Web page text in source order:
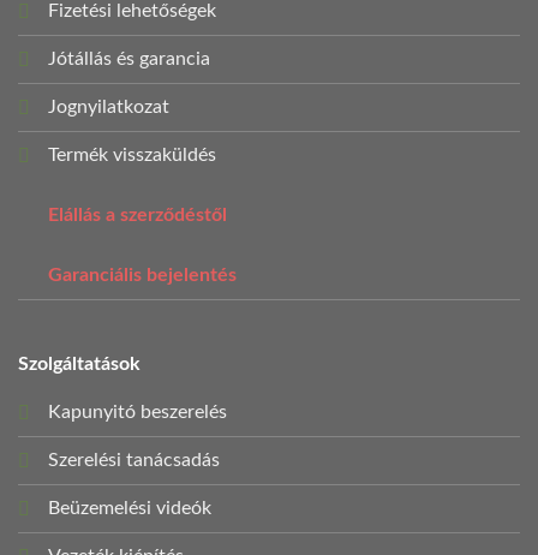
Fizetési lehetőségek
Jótállás és garancia
Jognyilatkozat
Termék visszaküldés
Elállás a szerződéstől
Garanciális bejelentés
Szolgáltatások
Kapunyitó beszerelés
Szerelési tanácsadás
Beüzemelési videók